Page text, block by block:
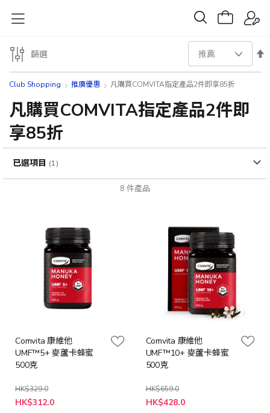
Club Shopping 推廣優惠 凡購買COMVITA指定產品2件即享85折
凡購買COMVITA指定產品2件即
享85折
8 件產品
設
向
Comvita 康維他
UMF™5+ 麥蘆卡蜂蜜
500克
HK$329.0
特
殊
HK$312.0
Comvita 康維他
UMF™10+ 麥蘆卡蜂蜜
500克
HK$659.0
特
殊
HK$428.0
篩選
已選項目